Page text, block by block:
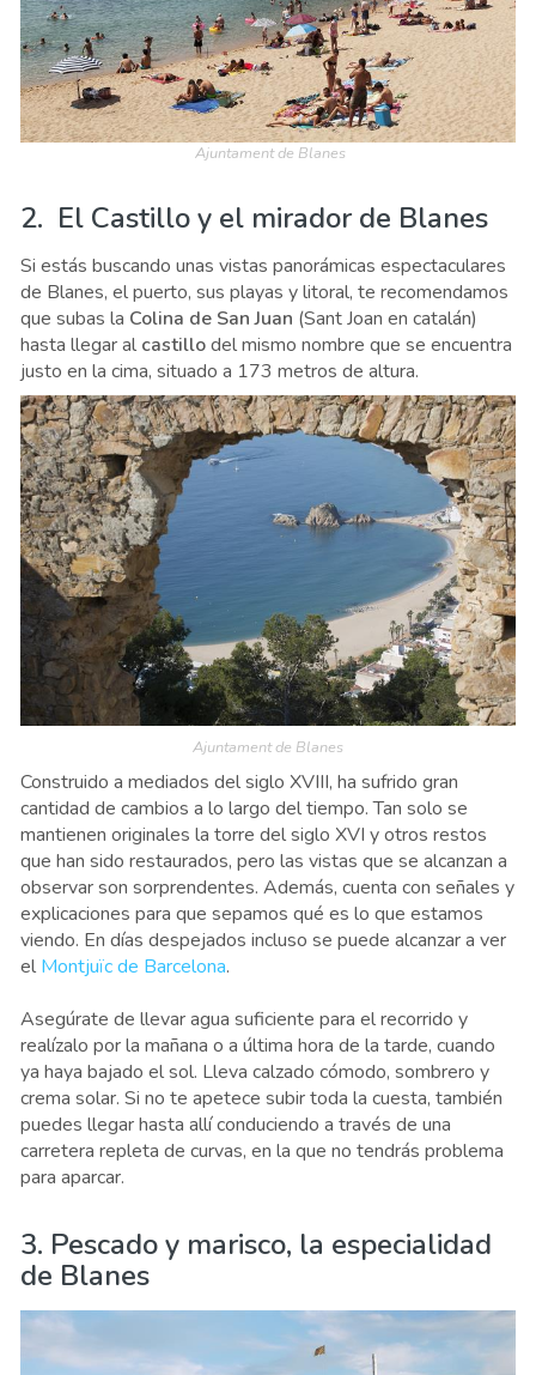
Ajuntament de Blanes
2. El Castillo y el mirador de Blanes
Si estás buscando unas vistas panorámicas espectaculares
de Blanes, el puerto, sus playas y litoral, te recomendamos
que subas la Colina de San Juan (Sant Joan en catalán)
hasta llegar al castillodel mismo nombre que se encuentra
justo en la cima, situado a 173 metros de altura.
Ajuntament de Blanes
Construido a mediados del siglo XVIII, ha sufrido gran
cantidad de cambios a lo largo del tiempo. Tan solo se
mantienen originales la torre del siglo XVI y otros restos
que han sido restaurados, pero las vistas que se alcanzan a
observar son sorprendentes. Además, cuenta con señales y
explicaciones para que sepamos qué es lo que estamos
viendo. En días despejados incluso se puede alcanzar a ver
el Montjuïc de Barcelona.
Asegúrate de llevar agua suficiente para el recorrido y
realízalo por la mañana o a última hora de la tarde, cuando
ya haya bajado el sol. Lleva calzado cómodo, sombrero y
crema solar. Si no te apetece subir toda la cuesta, también
puedes llegar hasta allí conduciendo a través de una
carretera repleta de curvas, en la que no tendrás problema
para aparcar.
3. Pescado y marisco, la especialidad
de Blanes